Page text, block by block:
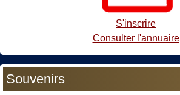
S'inscrire
Consulter l'annuaire
Souvenirs